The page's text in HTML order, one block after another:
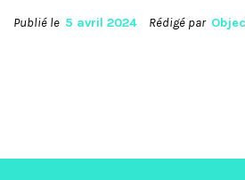
Publié le 5 avril 2024 Rédigé par